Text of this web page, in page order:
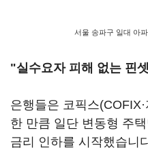
서울 송파구 일대 아
"실수요자 피해 없는 핀
은행들은 코픽스
한 만큼 일단 변동형 주
금리 인하를 시작했습니